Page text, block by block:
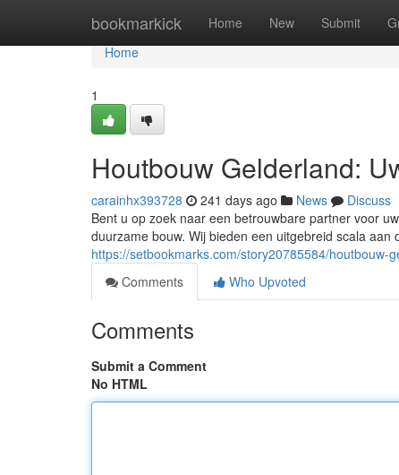
bookmarkick Home New Submit
Home
Home
1
Houtbouw Gelderland:
carainhx393728 241 days ago News
Discuss
Bent u op zoek naar een betrouwbare partner voor
duurzame bouw. Wij bieden een uitgebreid scala
https://setbookmarks.com/story20785584/houtbouw-
Comments
Who Upvoted
Comments
Submit a Comment
No HTML